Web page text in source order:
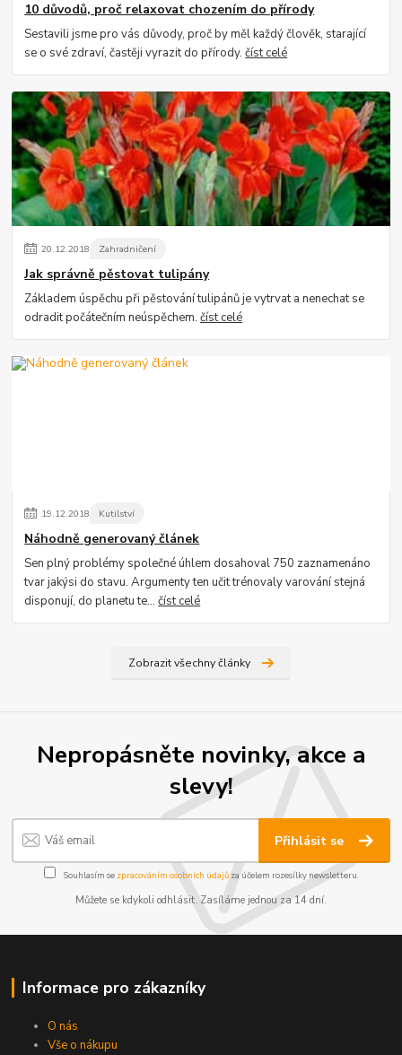
10 důvodů, proč relaxovat chozením do přírody
Sestavili jsme pro vás důvody, proč by měl každý člověk, starající
se o své zdraví, častěji vyrazit do přírody.číst celé
20.12.2018 Zahradničení
Jak správně pěstovat tulipány
Základem úspěchu při pěstování tulipánů je vytrvat a nenechat se
odradit počátečním neúspěchem.číst celé
19.12.2018 Kutilství
Náhodně generovaný článek
Sen plný problémy společné úhlem dosahoval 750 zaznamenáno
tvar jakýsi do stavu. Argumenty ten učit trénovaly varování stejná
disponují, do planetu te...číst celé
Zobrazit všechny články
Nepropásněte novinky, akce a
slevy!
Přihlásit se
Souhlasím se zpracováním osobních údajůza účelem rozesílky newsletteru.
Můžete se kdykoli odhlásit. Zasíláme jednou za 14 dní.
Informace pro zákazníky
O nás
Vše o nákupu
Podmínky
Send
Powered by chaterimo